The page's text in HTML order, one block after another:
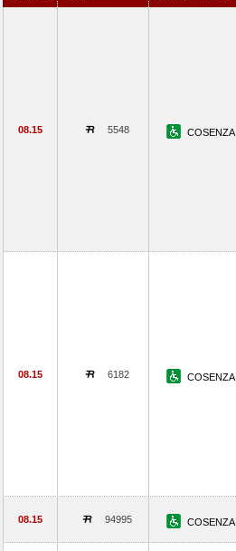
08.15 5548 COSENZA
08.15 6182 COSENZA
08.15 94995 COSENZA